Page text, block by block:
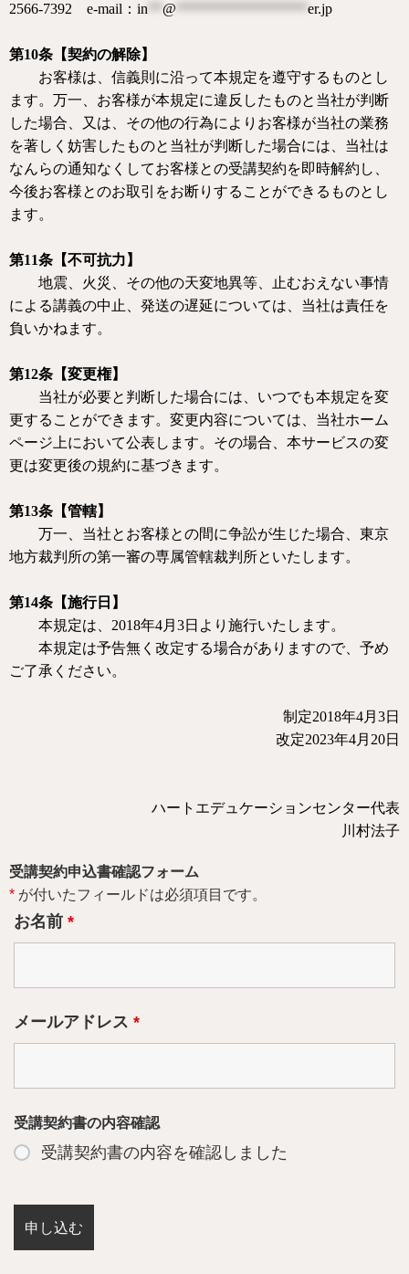
2566-7392
e-mail ： in @ er.jp
第10条【契約の解除】
お客様は、信義則に沿って本規定を遵守するものとし
ます。万一、お客様が本規定に違反したものと当社が判断
した場合、又は、その他の行為によりお客様が当社の業務
を著しく妨害したものと当社が判断した場合には、当社は
なんらの通知なくしてお客様との受講契約を即時解約し、
今後お客様とのお取引をお断りすることができるものとし
ます。
第11条【不可抗力】
地震、火災、その他の天変地異等、止むおえない事情
による講義の中止、発送の遅延については、当社は責任を
負いかねます。
第12条【変更権】
当社が必要と判断した場合には、いつでも本規定を変
更することができます。変更内容については、当社ホーム
ページ上において公表します。その場合、本サービスの変
更は変更後の規約に基づきます。
第13条【管轄】
万一、当社とお客様との間に争訟が生じた場合、東京
地方裁判所の第一審の専属管轄裁判所といたします。
第14条【施行日】
本規定は、 2018年4月 3日より施行いたします。
本規定は予告無く改定する場合がありますので、予め
ご了承ください。
制定2018年4月 3日
改定2023年4月 20日
ハートエデュケーションセンター代表
川村法子
受講契約申込書確認フォーム
* が付いたフィールドは必須項目です。
お名前 *
メールアドレス *
受講契約書の内容確認
受講契約書の内容を確認しました